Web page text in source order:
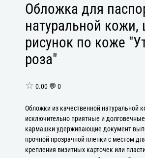
Обложка для
натуральной кожи,
рисунок по коже
роза"
☆ 0.00 💬 0
Обложки из качественной натуральной
исключительно приятные и
кармашки удерживающие документ
прочной прозрачной пленки с местом
крепления визитных карточек или